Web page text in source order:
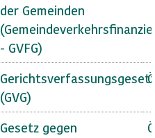
der Gemeinden
- GVFG)
Gerichtsverfassungsgesetz
(GVG)
Gesetz gegen